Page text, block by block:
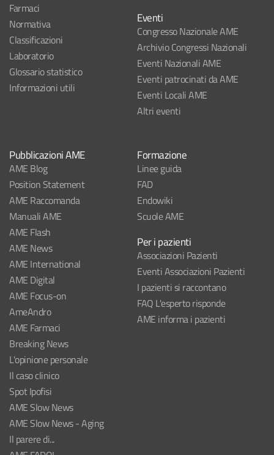
Farmaci
Normativa
Classificazioni
Laboratorio
Glossario statistico
Informazioni utili
Eventi
Congresso Nazionale AME
Archivio Congressi Nazionali
Eventi Nazionali AME
Eventi patrocinati da AME
Eventi Locali AME
Altri eventi
Pubblicazioni AME
AME Blog
Position Statement
AME Raccomanda
Manuali AME
AME Flash
AME News
AME International
AME Digital
AME Focus-on
AmeAndro
AME Farmaci
Breaking News
L'opinione personale
Il caso clinico
Spot Ipofisi
AME Slow News
AME Slow News - Aging
Il parere di...
Formazione
Linee guida
FAD
Endowiki
Scuole AME
Per i pazienti
Associazioni Pazienti
Eventi Associazioni Pazienti
I pazienti si raccontano
FAQ L'esperto risponde
AME informa i pazienti